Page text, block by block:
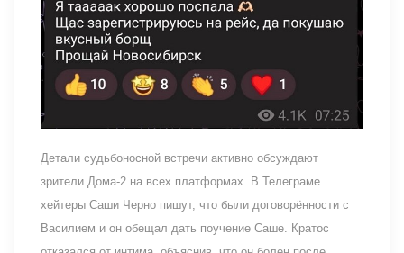
Детали судьбоносной встречи активно обсуждают
зрители Дома-2 на всех платформах. В Телеграме
хейтеры Саши Черно пишут, что были договорённости с
Василием и он обещал дать поучение Саше. Кратос